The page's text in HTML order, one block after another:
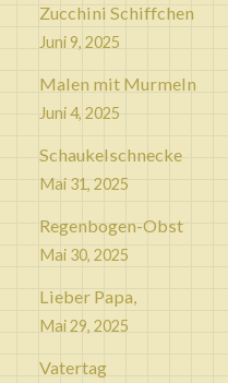
Zucchini Schiffchen
Juni 9, 2025
Malen mit Murmeln
Juni 4, 2025
Schaukelschnecke
Mai 31, 2025
Regenbogen-Obst
Mai 30, 2025
Lieber Papa,
Mai 29, 2025
Vatertag